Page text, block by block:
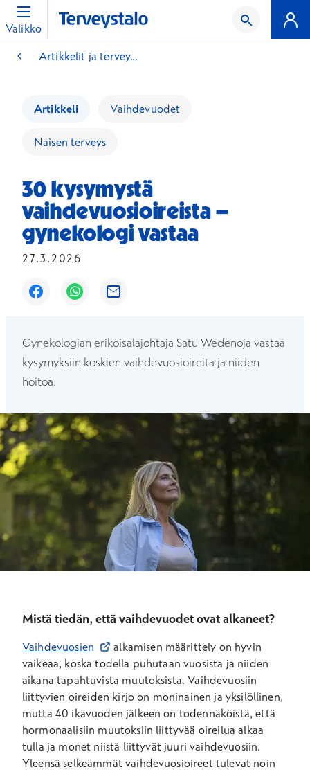
Valikko
Artikkelit ja tervey...
Artikkeli Vaihdevuodet
Naisen terveys
30 kysymystä
vaihdevuosioireista –
gynekologi vastaa
27.3.2026
Avautuu uuteen ikkunaan
Avautuu uuteen ikkunaan
Avautuu uuteen ikkunaan
Gynekologian erikoisalajohtaja Satu Wedenoja vastaa
kysymyksiin koskien vaihdevuosioireita ja niiden
hoitoa.
Mistä tiedän, että vaihdevuodet ovat alkaneet?
Vaihdevuosien Avautuu uuteen ikkunaan
alkamisen määrittely on hyvin
vaikeaa, koska todella puhutaan vuosista ja niiden
aikana tapahtuvista muutoksista. Vaihdevuosiin
liittyvien oireiden kirjo on moninainen ja yksilöllinen,
mutta 40 ikävuoden jälkeen on todennäköistä, että
hormonaalisiin muutoksiin liittyvää oireilua alkaa
tulla ja monet niistä liittyvät juuri vaihdevuosiin.
Yleensä selkeämmät vaihdevuosioireet tulevat noin